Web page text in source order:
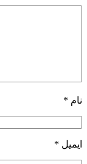
نام *
ایمیل *